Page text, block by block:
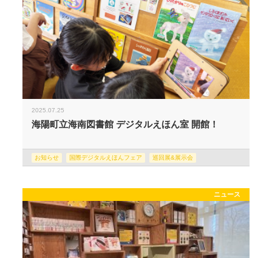
2025.07.25
海陽町立海南図書館 デジタルえほん室 開館！
お知らせ 国際デジタルえほんフェア 巡回展&展示会
ニュース